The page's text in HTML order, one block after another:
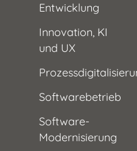
Entwicklung
Innovation, KI
und UX
Softwarebetrieb
Software-
Modernisierung